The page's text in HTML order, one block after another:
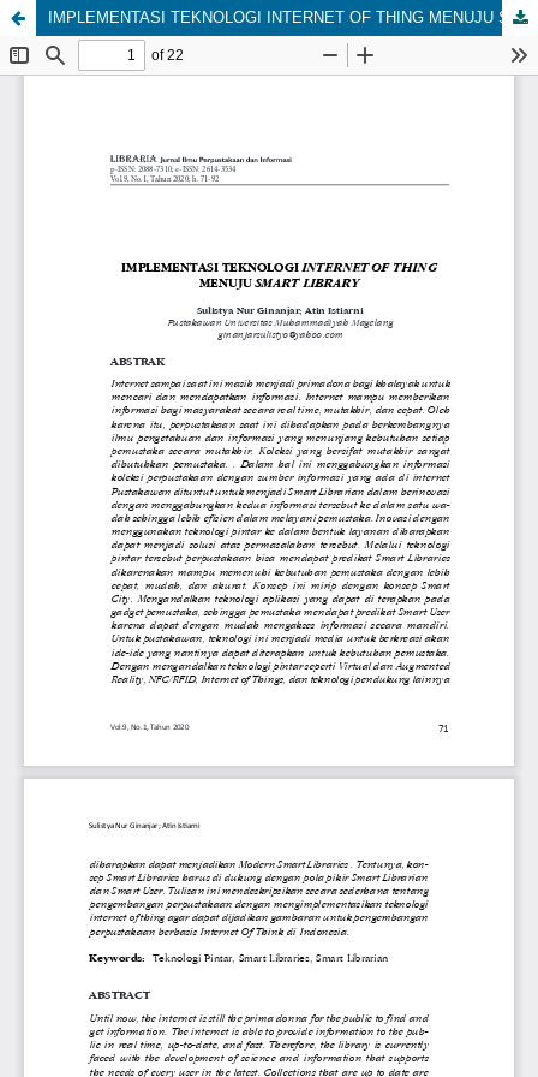
IMPLEMENTASI TEKNOLOGI INTERNET OF THING MENUJU SMART LIBRARY